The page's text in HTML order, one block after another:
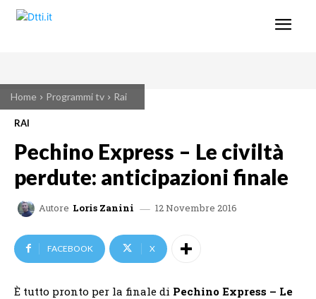
Home Programmi tv Rai
RAI
Pechino Express – Le civiltà
perdute: anticipazioni finale
Autore Loris Zanini 12 Novembre 2016
FACEBOOK X
È tutto pronto per la finale di Pechino Express – Le